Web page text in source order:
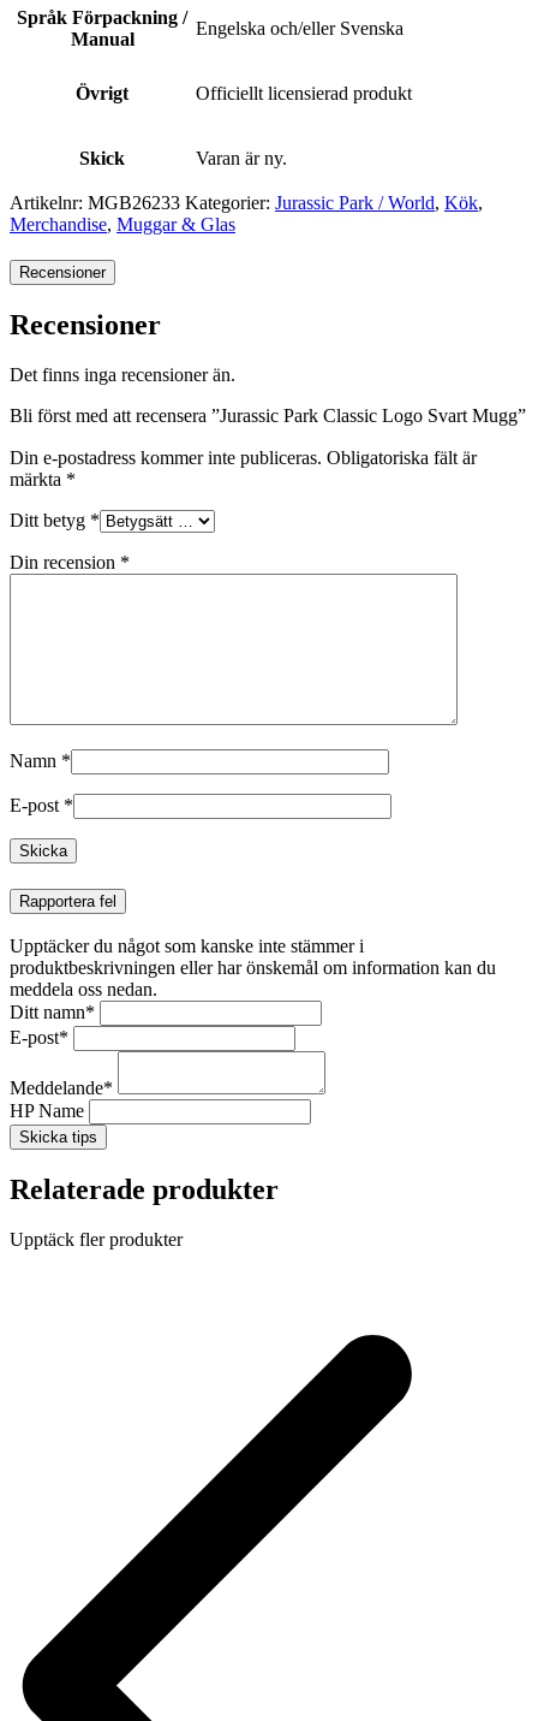
Språk Förpackning /
Manual
Engelska och/eller Svenska
Övrigt Officiellt licensierad produkt
Skick Varan är ny.
Artikelnr: MGB26233 Kategorier: Jurassic Park / World, Kök,
Merchandise, Muggar & Glas
Recensioner
Recensioner
Det finns inga recensioner än.
Bli först med att recensera ”Jurassic Park Classic Logo Svart Mugg”
Din e-postadress kommer inte publiceras. Obligatoriska fält är
märkta *
Ditt betyg *
Din recension *
Namn *
E-post *
Rapportera fel
Upptäcker du något som kanske inte stämmer i
produktbeskrivningen eller har önskemål om information kan du
meddela oss nedan.
Ditt namn*
E-post*
Meddelande*
HP Name
Skicka tips
Relaterade produkter
Upptäck fler produkter